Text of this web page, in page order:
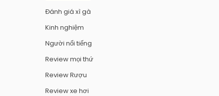
Đánh giá xì gà
Kinh nghiệm
Người nổi tiếng
Review mọi thứ
Review Rượu
Review xe hơi